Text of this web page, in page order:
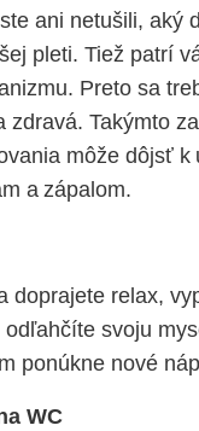
ani netušili, aký
pleti. Tiež patrí
Preto sa
zdravá. Takýmto
môže dôjsť k
a zápalom.
doprajete relax,
svoju
ponúkne nové
WC